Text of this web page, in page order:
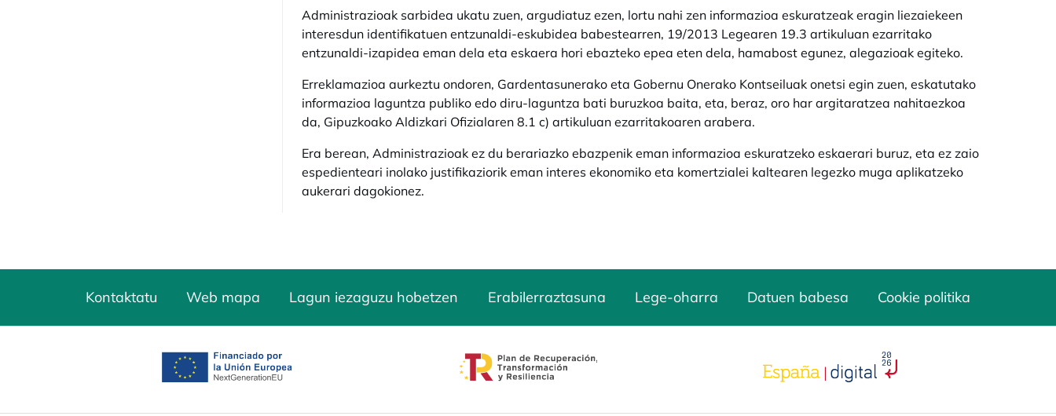
Administrazioak sarbidea ukatu zuen, argudiatuz ezen, lortu nahi zen informazioa eskuratzeak eragin liezaiekeen
interesdun identifikatuen entzunaldi-eskubidea babestearren, 19/2013 Legearen 19.3 artikuluan ezarritako
entzunaldi-izapidea eman dela eta eskaera hori ebazteko epea eten dela, hamabost egunez, alegazioak egiteko.
Erreklamazioa aurkeztu ondoren, Gardentasunerako eta Gobernu Onerako Kontseiluak onetsi egin zuen, eskatutako
informazioa laguntza publiko edo diru-laguntza bati buruzkoa baita, eta, beraz, oro har argitaratzea nahitaezkoa
da, Gipuzkoako Aldizkari Ofizialaren 8.1 c) artikuluan ezarritakoaren arabera.
Era berean, Administrazioak ez du berariazko ebazpenik eman informazioa eskuratzeko eskaerari buruz, eta ez zaio
espedienteari inolako justifikaziorik eman interes ekonomiko eta komertzialei kaltearen legezko muga aplikatzeko
aukerari dagokionez.
Kontaktatu Web mapa Lagun iezaguzu hobetzen Erabilerraztasuna Lege-oharra Datuen babesa Cookie politika
opens in a new tab opens in a new tab opens in a new tab